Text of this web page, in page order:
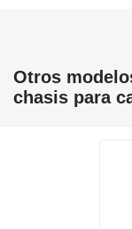
Otros
chasis para